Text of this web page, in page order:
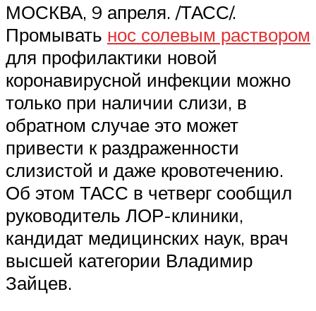
МОСКВА, 9 апреля. /ТАСС/.
Промывать нос солевым раствором
для профилактики новой
коронавирусной инфекции можно
только при наличии слизи, в
обратном случае это может
привести к раздраженности
слизистой и даже кровотечению.
Об этом ТАСС в четверг сообщил
руководитель ЛОР-клиники,
кандидат медицинских наук, врач
высшей категории Владимир
Зайцев.